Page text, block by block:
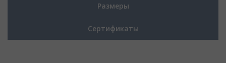
Размеры
Сертификаты